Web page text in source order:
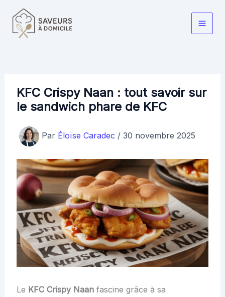
contenu
Main
KFC Crispy Naan : tout savoir sur
le sandwich phare de KFC
Par Éloïse Caradec / 30 novembre 2025
Le KFC Crispy Naanfascine grâce à sa